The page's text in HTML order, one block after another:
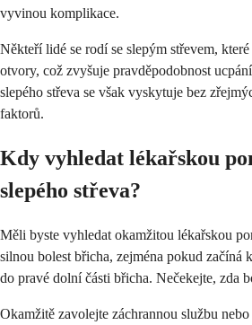
vyvinou komplikace.
Někteří lidé se rodí se slepým střevem,
otvory, což zvyšuje pravděpodobnost
slepého střeva se však vyskytuje bez
faktorů.
Kdy vyhledat lékařskou
slepého střeva?
Měli byste vyhledat okamžitou lékařskou
silnou bolest břicha, zejména pokud začíná
do pravé dolní části břicha. Nečekejte, zda
Okamžitě zavolejte záchrannou službu